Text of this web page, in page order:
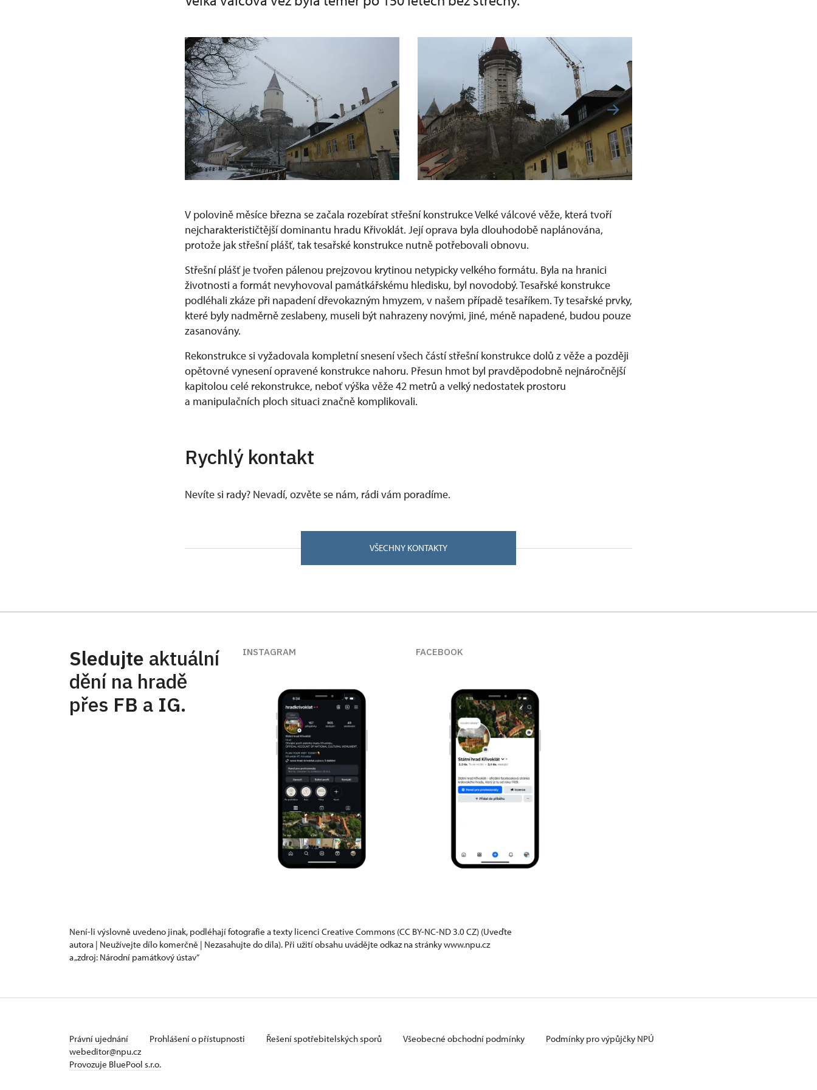
V polovině měsíce března se začala rozebírat střešní konstrukce Velké válcové věže, která tvoří
nejcharakterističtější dominantu hradu Křivoklát. Její oprava byla dlouhodobě naplánována,
protože jak střešní plášť, tak tesařské konstrukce nutně potřebovali obnovu.
Střešní plášť je tvořen pálenou prejzovou krytinou netypicky velkého formátu. Byla na hranici
životnosti a formát nevyhovoval památkářskému hledisku, byl novodobý. Tesařské konstrukce
podléhali zkáze při napadení dřevokazným hmyzem, v našem případě tesaříkem. Ty tesařské prvky,
které byly nadměrně zeslabeny, museli být nahrazeny novými, jiné, méně napadené, budou pouze
zasanovány.
Rekonstrukce si vyžadovala kompletní snesení všech částí střešní konstrukce dolů z věže a později
opětovné vynesení opravené konstrukce nahoru. Přesun hmot byl pravděpodobně nejnáročnější
kapitolou celé rekonstrukce, neboť výška věže 42 metrů a velký nedostatek prostoru
a manipulačních ploch situaci značně komplikovali.
Rychlý kontakt
Nevíte si rady? Nevadí, ozvěte se nám, rádi vám poradíme.
VŠECHNY KONTAKTY
Sledujte aktuální
dění na hradě
přes FB a IG.
INSTAGRAM FACEBOOK
Není-li výslovně uvedeno jinak, podléhají fotografie a texty licenci Creative Commons (CC BY-NC-ND 3.0 CZ) (Uveďte
autora | Neužívejte dílo komerčně | Nezasahujte do díla). Při užití obsahu uvádějte odkaz na stránky www.npu.cz
a „zdroj: Národní památkový ústav“
Právní ujednání Prohlášení o přístupnosti Řešení spotřebitelských sporů Všeobecné obchodní podmínky
Podmínky pro výpůjčky NPÚ
webeditor@npu.cz
Provozuje BluePool s.r.o.